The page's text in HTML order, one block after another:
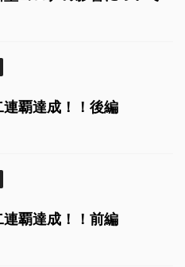
覇達成！！後編
覇達成！！前編